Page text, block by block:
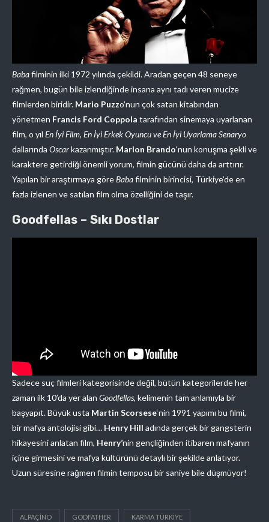
Babafilminin ilki 1972 yılında çekildi. Aradan geçen 48 seneye
rağmen, bugün bile izlendiğinde insana aynı tadı veren mucize
filmlerden biridir. Mario Puzzo’nun çok satan kitabından
yönetmen Francis Ford Coppola tarafından sinemaya uyarlanan
film, o yıl En İyi Film, En İyi Erkek Oyuncu ve En İyi Uyarlama Senaryo
dallarında Oscarkazanmıştır. Marlon Brando‘nun konuşma şekli ve
karaktere getirdiği önemli yorum, filmin gücünü daha da arttırır.
Yapılan bir araştırmaya göreBabafilminin birincisi, Türkiye’de en
fazla izlenen ve satılan film olma özelliğini de taşır.
Goodfellas – Sıkı Dostlar
Sadece suç filmleri kategorisinde değil, bütün kategorilerde her
zaman ilk 10’da yer alan Goodfellas, kelimenin tam anlamıyla bir
başyapıt. Büyük usta Martin Scorsese‘nin 1991 yapımı bu filmi,
bir mafya antolojisi gibi… Henry Hill adında gerçek bir gangsterin
hikayesini anlatan film, Henry’nin gençliğinden itibaren mafyanın
içine girmesini ve mafya kültürünü detaylı bir şekilde anlatıyor.
Uzun süresine rağmen filmin temposu bir saniye bile düşmüyor!
ALPAÇINO GODFATHER KARMA TÜRKIYE